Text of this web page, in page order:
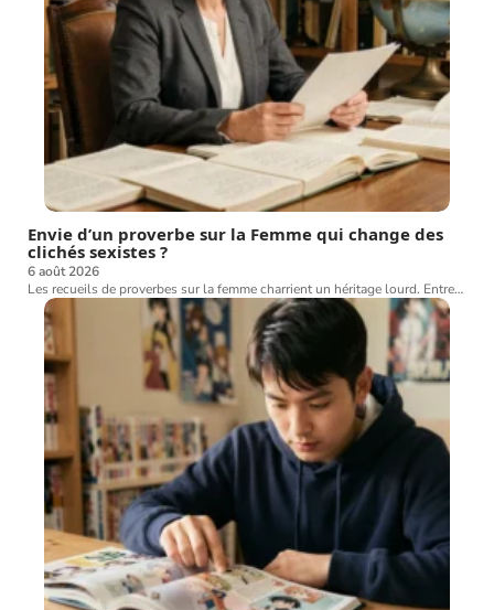
Envie d’un proverbe sur la Femme qui change des
clichés sexistes ?
6 août 2026
Les recueils de proverbes sur la femme charrient un héritage lourd. Entre…